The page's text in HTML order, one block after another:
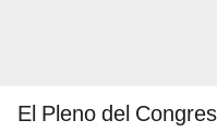
El Pleno del